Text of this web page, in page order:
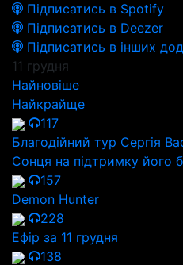
Підписатись в Spotify
Підписатись в Deezer
Підписатись в інших
11 грудня
Найновіше
Найкрайще
117
Благодійний тур Сергія
Сонця на підтримку його
157
Demon Hunter
228
Ефір за 11 грудня
138